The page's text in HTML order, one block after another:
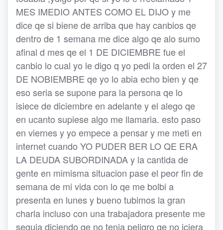
MES IMEDIO ANTES COMO EL DIJO y me
dice qe si biene de arriba que hay canbios qe
dentro de 1 semana me dice algo qe alo sumo
afinal d mes qe el 1 DE DICIEMBRE fue el
canbio lo cual yo le digo q yo pedi la orden el 27
DE NOBIEMBRE qe yo lo abia echo bien y qe
eso seria se supone para la persona qe lo
isiece de diciembre en adelante y el alego qe
en ucanto supiese algo me llamaria. esto paso
en viernes y yo empece a pensar y me meti en
internet cuando YO PUDER BER LO QE ERA
LA DEUDA SUBORDINADA y la cantida de
gente en mimisma situacion pase el peor fin de
semana de mi vida con lo qe me bolbi a
presenta en lunes y bueno tubimos la gran
charla incluso con una trabajadora presente me
seguia diciendo qe no tenia peligro qe no iciera